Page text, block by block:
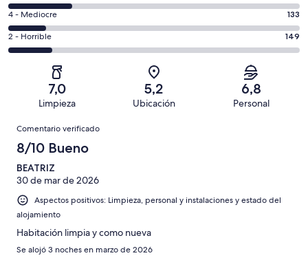
total
de
1000
con
puntuación
un
total
de
puntuación
comentarios
de
un
total
puntuación
Normal
133
comentarios
de
una
puntuación
Mediocre
4 - Mediocre 133
149
comentarios
1000
una
puntuación
de
Horrible
2 - Horrible 149
7,0
Limpieza
5,2
Ubicación
6,8
Personal
Comentarios
Comentario verificado
8/10 Bueno
BEATRIZ
30 de mar de 2026
Aspectos positivos: Limpieza, personal y instalaciones y estado del
alojamiento
Habitación limpia y como nueva
Se alojó 3 noches en marzo de 2026